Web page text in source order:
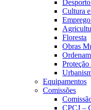
Cultura
Floresta
Obras
Equipamentos
Comissões
CPCJ –